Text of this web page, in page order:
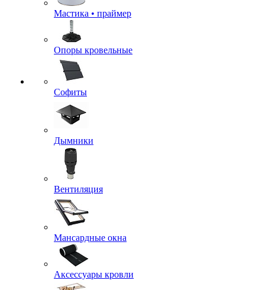
Мастика • праймер
Опоры кровельные
Софиты
Дымники
Вентиляция
Мансардные окна
Аксессуары кровли